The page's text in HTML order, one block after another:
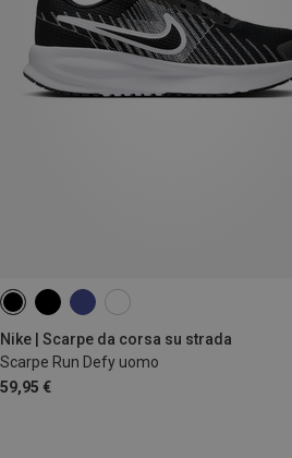
Nike | Scarpe da corsa su strada
Scarpe Run Defy uomo
59,95 €